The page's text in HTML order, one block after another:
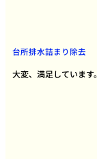
台所排水詰まり除去
大変、満足しています。